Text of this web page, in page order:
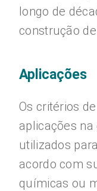
longo de
construção
Aplicações
Os critérios
aplicações
utilizados
acordo com
químicas ou